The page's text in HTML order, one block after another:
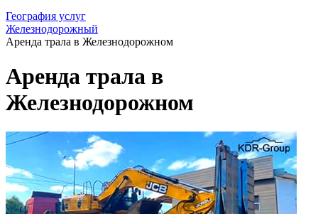
География услуг
Железнодорожный
Аренда трала в Железнодорожном
Аренда трала в
Железнодорожном